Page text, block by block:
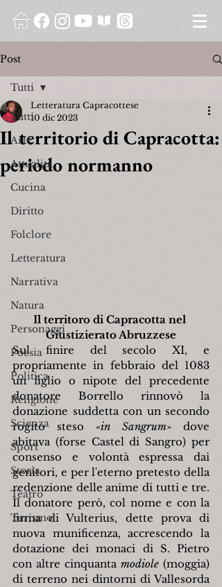
Post
Tutti
Arte
Attualità
Cucina
Diritto
Folclore
Letteratura
Narrativa
Natura
Personaggi
Poesia
Politica
Religione
Scienza
Sport
Storia
Teatro
Turismo
Tutti
Il territorio di Capracotta:
periodo normanno
Letteratura Capracottese
10 dic 2023
Il territoro di Capracotta nel
Giustizierato Abruzzese
Sul finire del secolo XI, e
propriamente in febbraio del 1083
un figlio o nipote del precedente
donatore Borrello rinnovò la
donazione suddetta con un secondo
rogito steso «in Sangrum» dove
abitava (forse Castel di Sangro) per
consenso e volontà espressa dai
genitori, e per l'eterno pretesto della
redenzione delle anime di tutti e tre.
Il donatore però, col nome e con la
firma di Vulterius, dette prova di
nuova munificenza, accrescendo la
dotazione dei monaci di S. Pietro
con altre cinquanta modiole (moggia)
di terreno nei dintorni di Vallesorda